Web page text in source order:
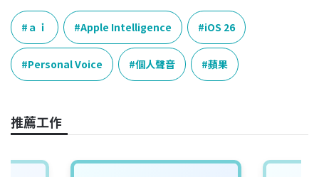
c
e
b
o
o
e
r
e
a
d
s
n
k
e
d
I
p
y
L
i
n
ａｉ Apple Intelligence iOS 26
Personal Voice 個人聲音 蘋果
推薦工作